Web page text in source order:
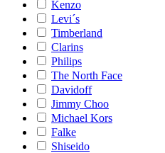
Kenzo
Levi´s
Timberland
Clarins
Philips
The North Face
Davidoff
Jimmy Choo
Michael Kors
Falke
Shiseido